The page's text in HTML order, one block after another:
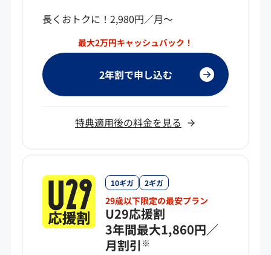
長くおトクに！2,980円／月～
最大2万円キャッシュバック！
2年割で申し込む
特典適用後の料金を見る
10ギガ 2ギガ
29歳以下限定の最安プラン
U29応援割
3年間最大1,860円／
月割引 ※